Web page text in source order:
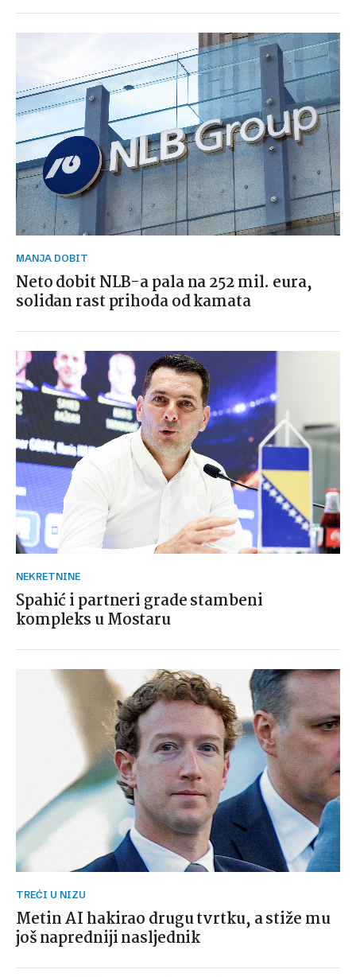
MANJA DOBIT
Neto dobit NLB-a pala na 252 mil. eura,
solidan rast prihoda od kamata
NEKRETNINE
Spahić i partneri grade stambeni
kompleks u Mostaru
TREĆI U NIZU
Metin AI hakirao drugu tvrtku, a stiže mu
još napredniji nasljednik